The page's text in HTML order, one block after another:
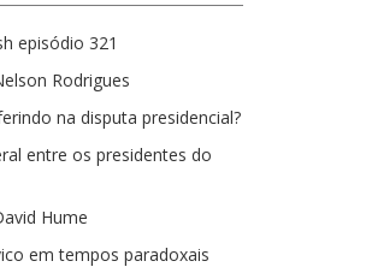
episódio 321
Rodrigues
na disputa presidencial?
entre os presidentes do
Hume
em tempos paradoxais